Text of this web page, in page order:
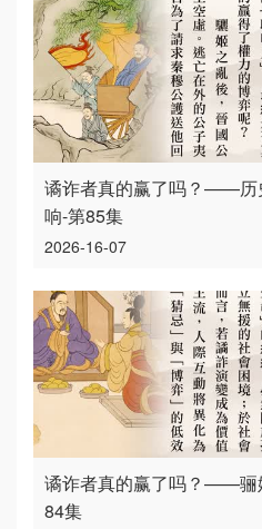
谲诈者真的赢了吗？——历
响-第85集
2026-16-07
谲诈者真的赢了吗？——骊
84集